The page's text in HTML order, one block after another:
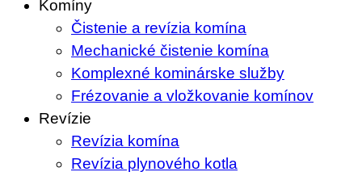
Komíny
Čistenie a revízia komína
Mechanické čistenie komína
Komplexné kominárske služby
Frézovanie a vložkovanie komínov
Revízie
Revízia komína
Revízia plynového kotla